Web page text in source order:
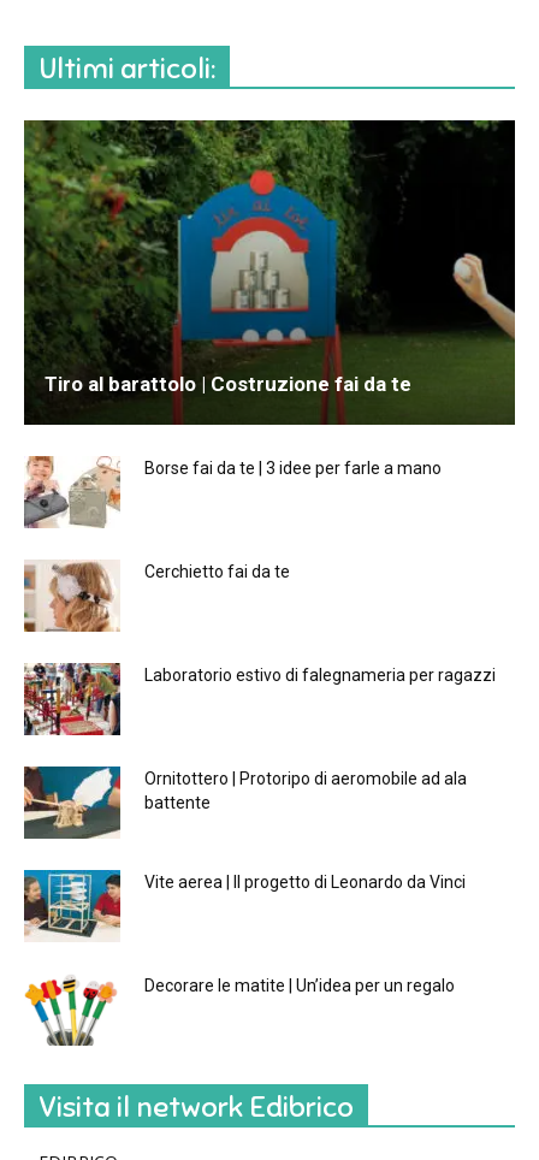
Ultimi articoli:
Tiro al barattolo | Costruzione fai da te
Borse fai da te | 3 idee per farle a mano
Cerchietto fai da te
Laboratorio estivo di falegnameria per ragazzi
Ornitottero | Protoripo di aeromobile ad ala
battente
Vite aerea | Il progetto di Leonardo da Vinci
Decorare le matite | Un’idea per un regalo
Visita il network Edibrico